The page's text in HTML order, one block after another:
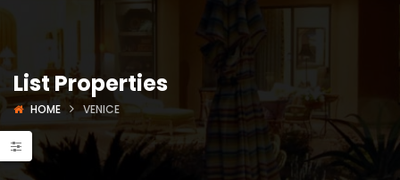
List Properties
HOME VENICE